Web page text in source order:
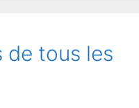
de tous les